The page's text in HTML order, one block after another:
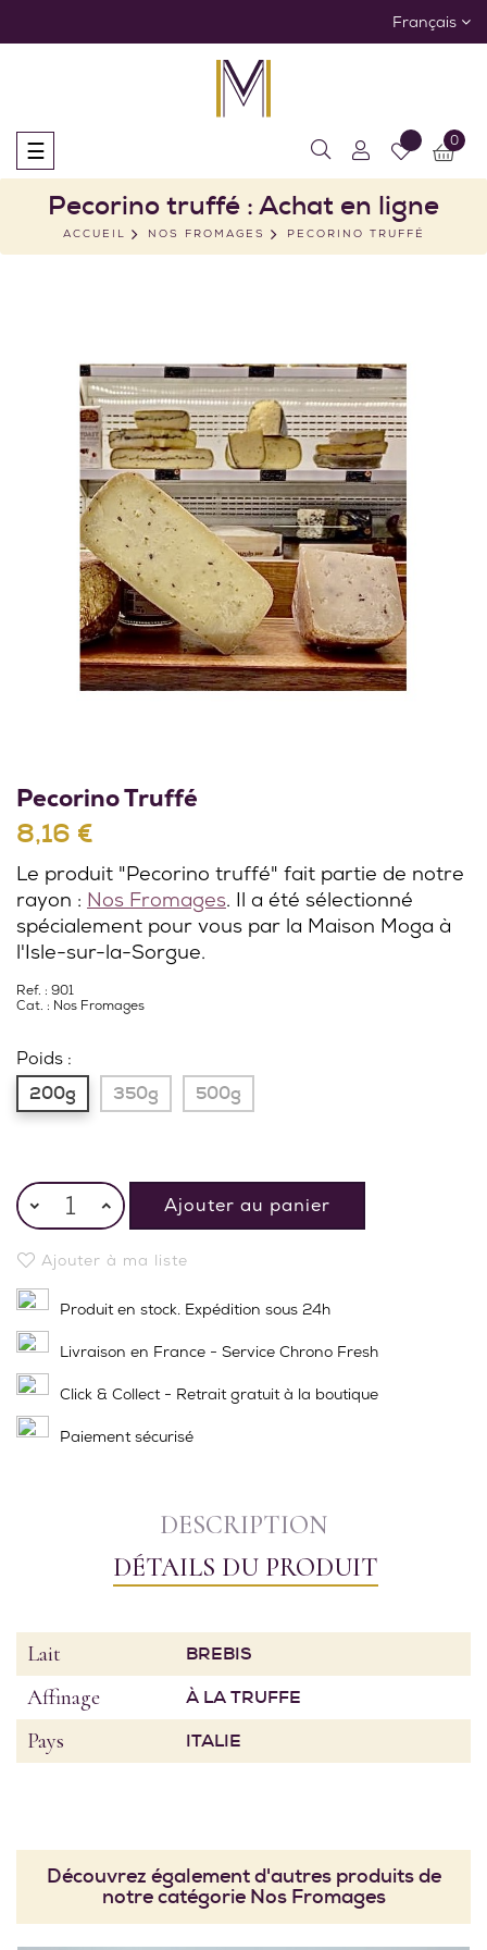
Français
Basculer
la
navigation
☰ 0
Pecorino truffé : Achat en ligne
ACCUEIL NOS FROMAGES PECORINO TRUFFÉ
Pecorino Truffé
8,16 €
Le produit "Pecorino truffé" fait partie de notre
rayon : Nos Fromages. Il a été sélectionné
spécialement pour vous par la Maison Moga à
l'Isle-sur-la-Sorgue.
Ref. : 901
Cat. : Nos Fromages
Poids :
200g
350g 500g
Ajouter au panier
Ajouter à ma liste
Produit en stock. Expédition sous 24h
Livraison en France - Service Chrono Fresh
Click & Collect - Retrait gratuit à la boutique
Paiement sécurisé
DESCRIPTION
DÉTAILS DU PRODUIT
Lait BREBIS
Affinage À LA TRUFFE
Pays ITALIE
Découvrez également d'autres produits de
notre catégorie Nos Fromages